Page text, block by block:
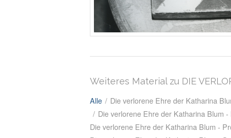
Weiteres Material zu DIE
Alle / Die verlorene Ehre der Katharina
/ Die verlorene Ehre der Katharina Blum
Die verlorene Ehre der Katharina Blum -